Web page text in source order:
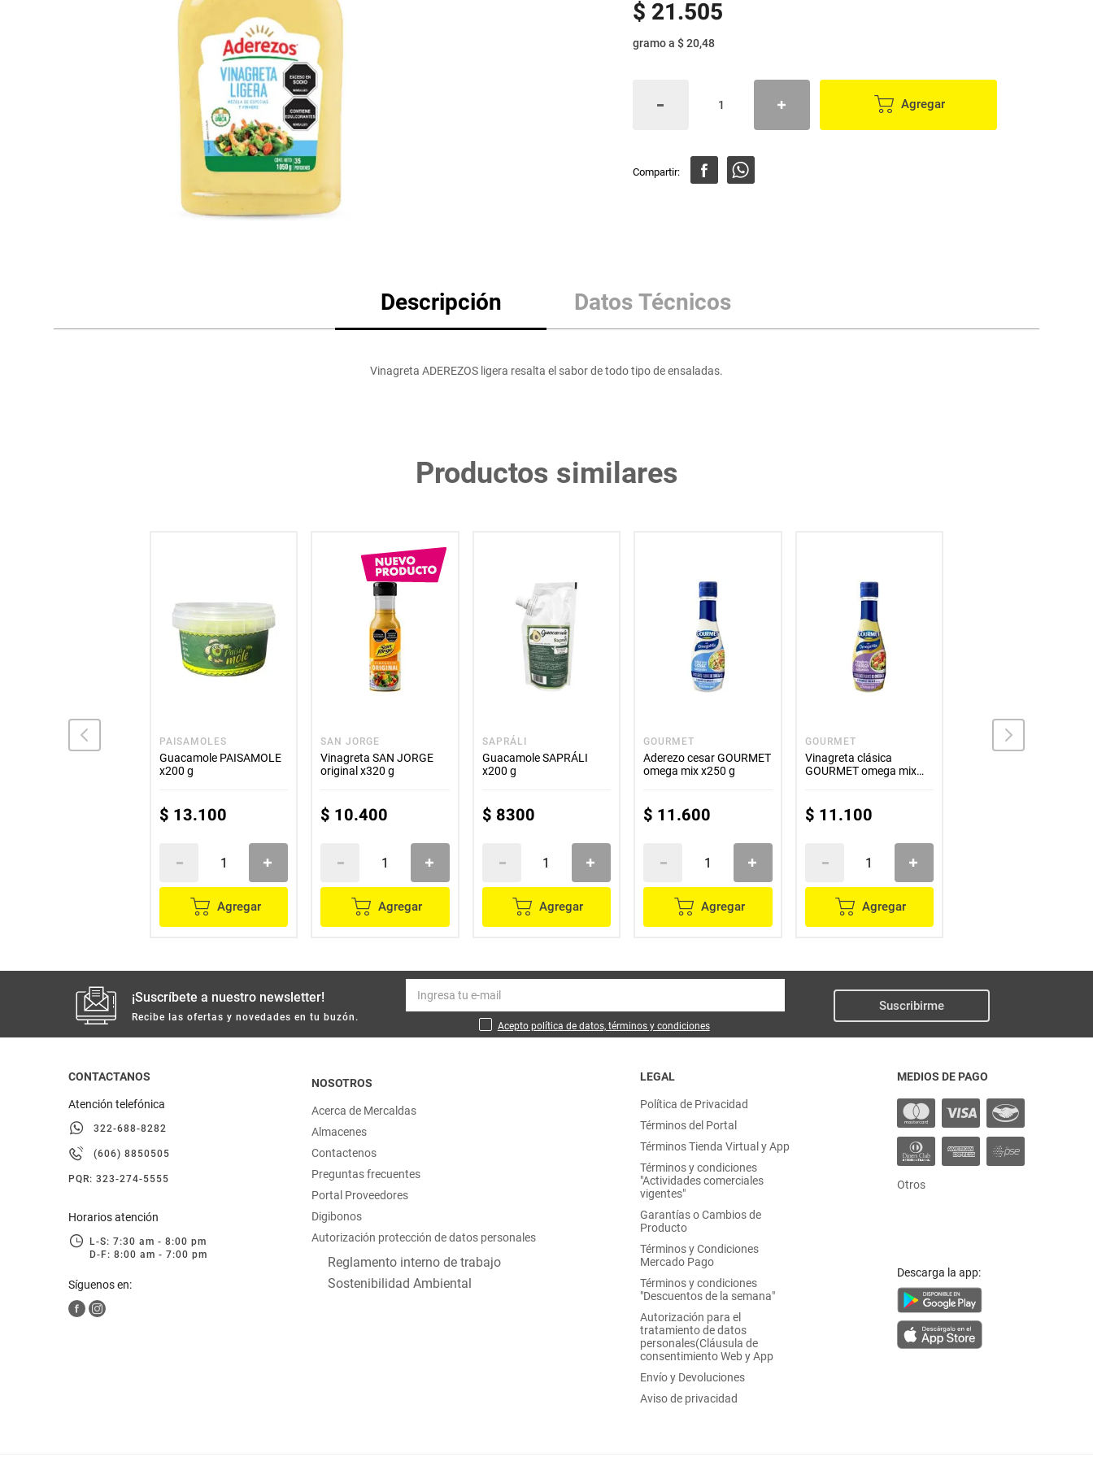
otros
$ 21.505
gramoa $ 20,48
Agregar
Descripción Datos Técnicos
Vinagreta ADEREZOS ligera resalta el sabor de todo tipo de ensaladas.
Productos similares
PAISAMOLES
Guacamole PAISAMOLE
x200 g
$ 13.100
Agregar
SAN JORGE
Vinagreta SAN JORGE
original x320 g
$ 10.400
Agregar
SAPRÁLI
Guacamole SAPRÁLI
x200 g
$ 8300
Agregar
GOURMET
Aderezo cesar GOURMET
omega mix x250 g
$ 11.600
Agregar
GOURMET
Vinagreta clásica
GOURMET omega mix
$ 11.100
Agregar
SAN JORGE
¡Suscríbete a nuestro newsletter!
Recibe las ofertas y novedades en tu buzón.
Acepto política de datos, términos y condiciones
Suscribirme
CONTACTANOS
Atención telefónica
322-688-8282
(606) 8850505
PQR: 323-274-5555
Horarios atención
L-S: 7:30 am - 8:00 pm
D-F: 8:00 am - 7:00 pm
Síguenos en:
NOSOTROS
Acerca de Mercaldas
Almacenes
Contactenos
Preguntas frecuentes
Portal Proveedores
Digibonos
Autorización protección de datos personales
Reglamento interno de trabajo
Sostenibilidad Ambiental
LEGAL
Política de Privacidad
Términos del Portal
Términos Tienda Virtual y App
Términos y condiciones
"Actividades comerciales
vigentes"
Garantías o Cambios de
Producto
Términos y Condiciones
Mercado Pago
Términos y condiciones
"Descuentos de la semana"
Autorización para el
tratamiento de datos
personales(Cláusula de
consentimiento Web y App
Envío y Devoluciones
Aviso de privacidad
MEDIOS DE PAGO
Otros
Descarga la app:
Aceite